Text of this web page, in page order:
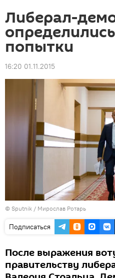
Либерал-
попытки
16:20 01.11.2015
© Sputnik / Мирослав Ротарь
Подписаться
После выражения
правительству